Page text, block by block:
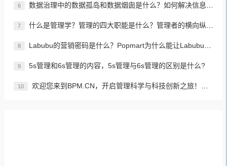
6 数据治理中的数据孤岛和数据烟囱是什么？如何解决信息孤岛的问题？
7 什么是管理学？管理的四大职能是什么？管理者的横向纵向分类？如何进行有效、高效的管理？
8 Labubu的营销密码是什么？Popmart为什么能让Labubu爆火成为顶流潮玩？
9 5s管理和6s管理的内容，5s管理与6s管理的区别是什么?
10 欢迎您来到BPM.CN，开启管理科学与科技创新之旅！先来认识下BPM是什么吧！